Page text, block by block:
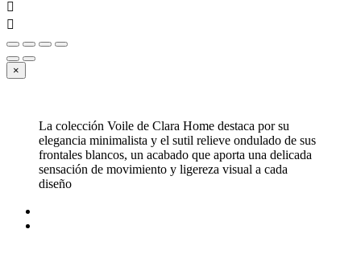


×
La colección Voile de Clara Home destaca por su
elegancia minimalista y el sutil relieve ondulado de sus
frontales blancos, un acabado que aporta una delicada
sensación de movimiento y ligereza visual a cada
diseño